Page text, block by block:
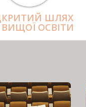
ШЛЯХ
ОСВІТИ